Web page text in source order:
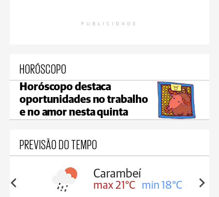
PUBLICIDADE
HORÓSCOPO
Horóscopo destaca
oportunidades no trabalho
e no amor nesta quinta
PREVISÃO DO TEMPO
18°C
Carambeí
max 21°C min 18°C